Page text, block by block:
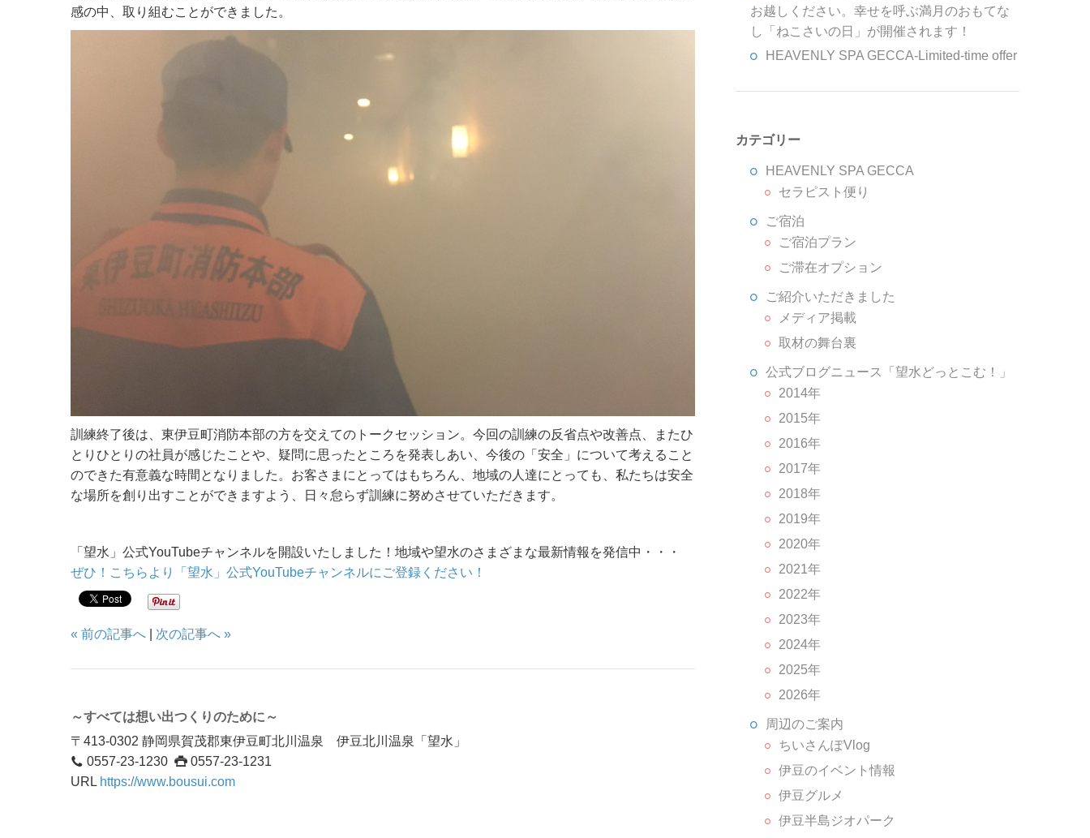
感の中、取り組むことができました。
訓練終了後は、東伊豆町消防本部の方を交えてのトークセッション。今回の訓練の反省点や改善点、またひ
とりひとりの社員が感じたことや、疑問に思ったところを発表しあい、今後の「安全」について考えること
のできた有意義な時間となりました。お客さまにとってはもちろん、地域の人達にとっても、私たちは安全
な場所を創り出すことができますよう、日々怠らず訓練に努めさせていただきます。
「望水」公式YouTubeチャンネルを開設いたしました！地域や望水のさまざまな最新情報を発信中・・・
ぜひ！こちらより「望水」公式YouTubeチャンネルにご登録ください！
« 前の記事へ 次の記事へ »
～すべては想い出つくりのために～
〒413-0302 静岡県賀茂郡東伊豆町北川温泉 伊豆北川温泉「望水」
0557-23-1230
0557-23-1231
URL https://www.bousui.com
お越しください。幸せを呼ぶ満月のおもてな
し「ねこさいの日」が開催されます！
HEAVENLY SPA GECCA-Limited-time offer
カテゴリー
HEAVENLY SPA GECCA
セラピスト便り
ご宿泊
ご宿泊プラン
ご滞在オプション
ご紹介いただきました
メディア掲載
取材の舞台裏
公式ブログニュース「望水どっとこむ！」
2014年
2015年
2016年
2017年
2018年
2019年
2020年
2021年
2022年
2023年
2024年
2025年
2026年
周辺のご案内
ちいさんぽVlog
伊豆のイベント情報
伊豆グルメ
伊豆半島ジオパーク